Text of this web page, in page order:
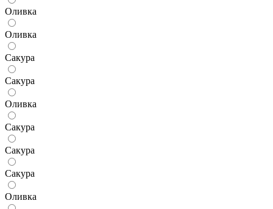
Оливка
Оливка
Сакура
Сакура
Оливка
Сакура
Сакура
Сакура
Оливка